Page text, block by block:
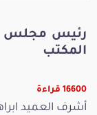
رئيس مجلس
المكتب
16600 قراءة
أشرف العميد